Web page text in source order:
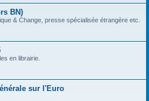
BN)
& Change, presse spécialisée étrangère etc.
en librairie.
sur l'Euro